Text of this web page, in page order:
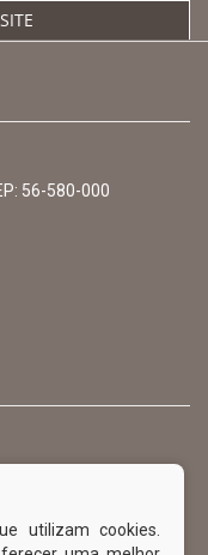
56-580-000
utilizam cookies.